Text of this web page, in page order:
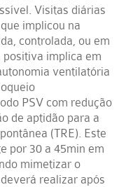
Visitas diárias
implicou na
controlada, ou em
positiva implica em
ventilatória
PSV com redução
de aptidão para a
(TRE). Este
por 30 a 45min em
mimetizar o
realizar após